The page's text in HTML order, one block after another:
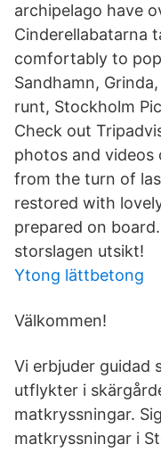
archipelago have
Cinderellabatarna
comfortably to
Sandhamn,
runt, Stockholm
Check out
photos and
from the turn of
restored with
prepared on
storslagen utsikt!
Ytong lättbetong
Välkommen!
Vi erbjuder guidad
utflykter i
matkryssningar.
matkryssningar i